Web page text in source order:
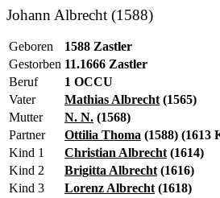
Johann Albrecht (1588)
Geboren
1588 Zastler
Gestorben 11.1666 Zastler
Beruf
1 OCCU
Vater
Mathias Albrecht (1565)
Mutter
N. N. (1568)
Partner
Ottilia Thoma (1588) (1613
Kind 1
Christian Albrecht (1614)
Kind 2
Brigitta Albrecht (1616)
Kind 3
Lorenz Albrecht (1618)